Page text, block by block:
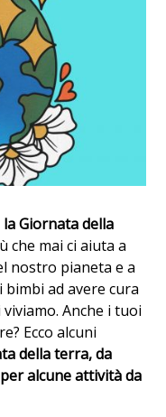
la Giornata della
che mai ci aiuta a
nostro pianeta e a
ad avere cura
Anche i tuoi
Ecco alcuni
della terra, da
alcune attività da